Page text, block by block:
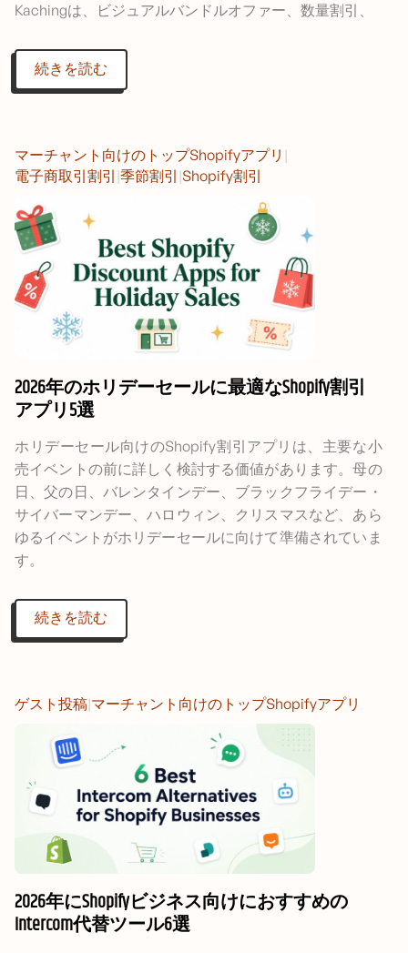
Kachingは、ビジュアルバンドルオファー、数量割引、
続きを読む
マーチャント向けのトップShopifyアプリ |
電子商取引割引 |季節割引 |Shopify割引
2026年のホリデーセールに最適なShopify割引
アプリ5選
ホリデーセール向けのShopify割引アプリは、主要な小
売イベントの前に詳しく検討する価値があります。母の
日、父の日、バレンタインデー、ブラックフライデー・
サイバーマンデー、ハロウィン、クリスマスなど、あら
ゆるイベントがホリデーセールに向けて準備されていま
す。
続きを読む
ゲスト投稿|マーチャント向けのトップShopifyアプリ
2026年にShopifyビジネス向けにおすすめの
Intercom代替ツール6選